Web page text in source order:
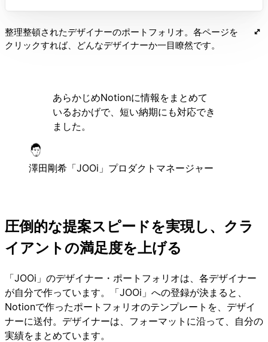
整理整頓されたデザイナーのポートフォリオ。各ページを
クリックすれば、どんなデザイナーか一目瞭然です。
あらかじめNotionに情報をまとめて
いるおかげで、短い納期にも対応でき
ました。
澤田剛希 「JOOi」プロダクトマネージャー
圧倒的な提案スピードを実現し、クラ
イアントの満足度を上げる
「JOOi」のデザイナー・ポートフォリオは、各デザイナー
が自分で作っています。「JOOi」への登録が決まると、
Notionで作ったポートフォリオのテンプレートを、デザイ
ナーに送付。デザイナーは、フォーマットに沿って、自分の
実績をまとめています。